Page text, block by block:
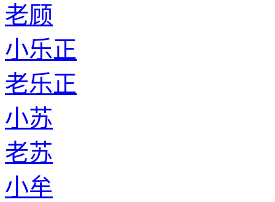
老顾
小乐正
老乐正
小苏
老苏
小牟